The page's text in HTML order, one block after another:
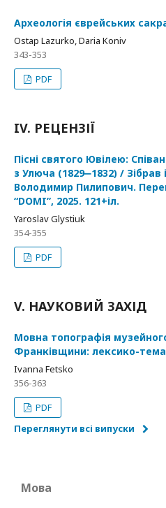
Археологія єврейських
Ostap Lazurko, Daria Koniv
343-353
PDF
IV. РЕЦЕНЗІЇ
Пісні святого Ювілею:
з Улюча (1829‒1832) /
Володимир Пилипович.
“DOMI”, 2025. 121+іл.
Yaroslav Glystiuk
354-355
PDF
V. НАУКОВИЙ ЗАХІД
Мовна топографія
Франківщини: лексико-
Ivanna Fetsko
356-363
PDF
Переглянути всі випуски
Мова